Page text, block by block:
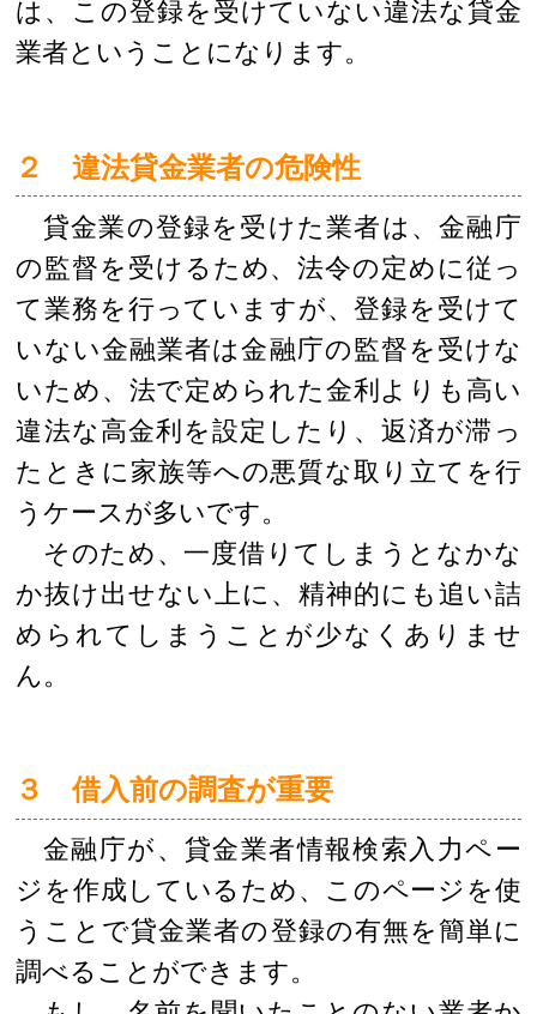
は、この登録を受けていない違法な貸金
業者ということになります。
２ 違法貸金業者の危険性
貸金業の登録を受けた業者は、金融庁
の監督を受けるため、法令の定めに従っ
て業務を行っていますが、登録を受けて
いない金融業者は金融庁の監督を受けな
いため、法で定められた金利よりも高い
違法な高金利を設定したり、返済が滞っ
たときに家族等への悪質な取り立てを行
うケースが多いです。
そのため、一度借りてしまうとなかな
か抜け出せない上に、精神的にも追い詰
められてしまうことが少なくありませ
ん。
３ 借入前の調査が重要
金融庁が、貸金業者情報検索入力ペー
ジを作成しているため、このページを使
うことで貸金業者の登録の有無を簡単に
調べることができます。